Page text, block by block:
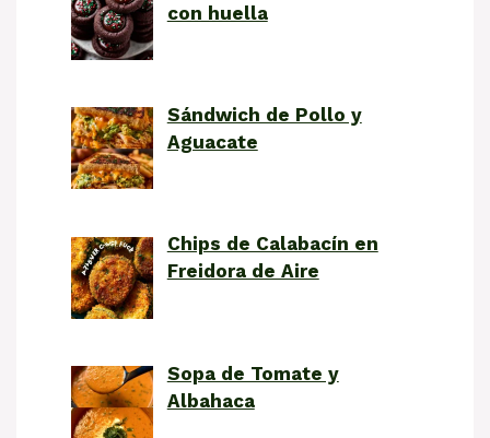
con huella
Sándwich de Pollo y
Aguacate
Chips de Calabacín en
Freidora de Aire
Sopa de Tomate y
Albahaca